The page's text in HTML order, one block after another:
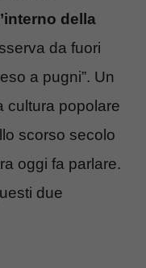
della
da fuori
a pugni”. Un
cultura popolare
scorso secolo
oggi fa parlare.
due